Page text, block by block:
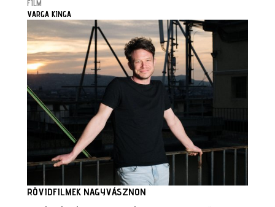
FILM
VARGA KINGA
RÖVIDFILMEK NAGYVÁSZNON